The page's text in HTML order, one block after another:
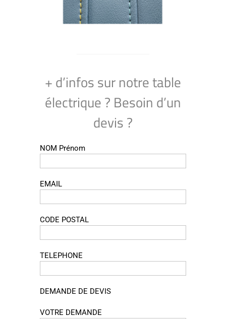
+ d’infos sur notre table
électrique ? Besoin d’un
devis ?
NOM Prénom
EMAIL
CODE POSTAL
TELEPHONE
DEMANDE DE DEVIS
VOTRE DEMANDE